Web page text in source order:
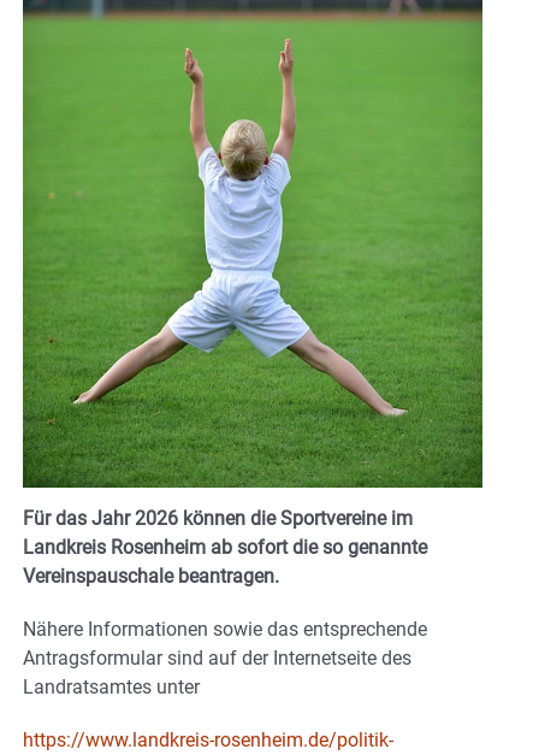
Für das Jahr 2026 können die Sportvereine im
Landkreis Rosenheim ab sofort die so genannte
Vereinspauschale beantragen.
Nähere Informationen sowie das entsprechende
Antragsformular sind auf der Internetseite des
Landratsamtes unter
https://www.landkreis-rosenheim.de/politik-